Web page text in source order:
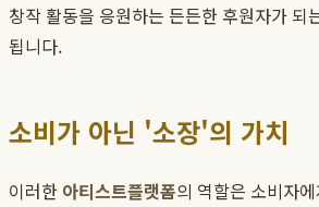
창작 활동을 응원하는 든든한 후원자가 되
됩니다.
소비가 아닌 '소장'의 가치
이러한 아티스트플랫폼의 역할은 소비자